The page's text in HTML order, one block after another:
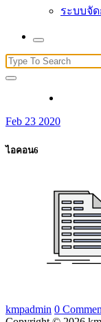
ระบบจั
Search
for:
Feb 23 2020
ไอคอน6
kmpadmin 0